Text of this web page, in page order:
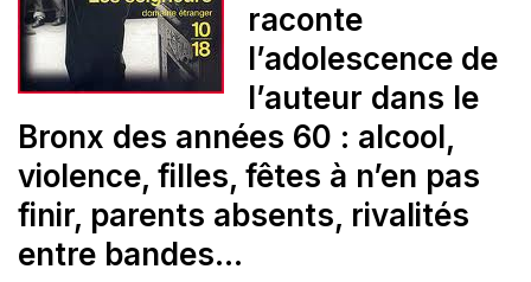
raconte
l’adolescence de
l’auteur dans le
Bronx des années 60 : alcool,
violence, filles, fêtes à n’en pas
finir, parents absents, rivalités
entre bandes…